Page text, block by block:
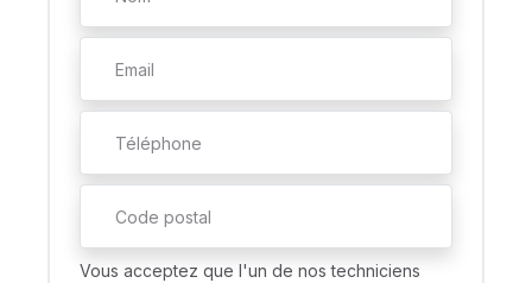
Vous acceptez que l'un de nos techniciens